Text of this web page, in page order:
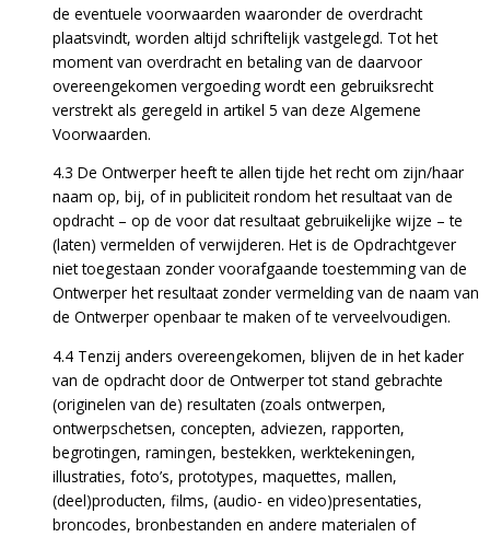
de eventuele voorwaarden waaronder de overdracht
plaatsvindt, worden altijd schriftelijk vastgelegd. Tot het
moment van overdracht en betaling van de daarvoor
overeengekomen vergoeding wordt een gebruiksrecht
verstrekt als geregeld in artikel 5 van deze Algemene
Voorwaarden.
4.3 De Ontwerper heeft te allen tijde het recht om zijn/haar
naam op, bij, of in publiciteit rondom het resultaat van de
opdracht – op de voor dat resultaat gebruikelijke wijze – te
(laten) vermelden of verwijderen. Het is de Opdrachtgever
niet toegestaan zonder voorafgaande toestemming van de
Ontwerper het resultaat zonder vermelding van de naam van
de Ontwerper openbaar te maken of te verveelvoudigen.
4.4 Tenzij anders overeengekomen, blijven de in het kader
van de opdracht door de Ontwerper tot stand gebrachte
(originelen van de) resultaten (zoals ontwerpen,
ontwerpschetsen, concepten, adviezen, rapporten,
begrotingen, ramingen, bestekken, werktekeningen,
illustraties, foto’s, prototypes, maquettes, mallen,
(deel)producten, films, (audio- en video)presentaties,
broncodes, bronbestanden en andere materialen of